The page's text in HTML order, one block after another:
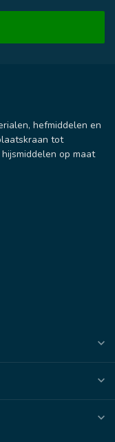
hefmiddelen en
tot
op maat